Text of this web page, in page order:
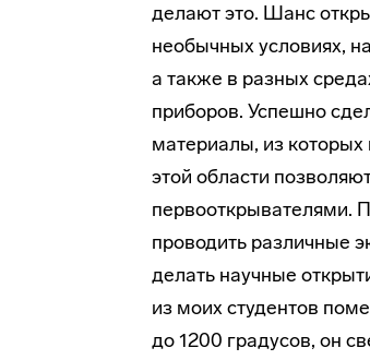
делают это. Шанс
необычных условиях,
а также в разных
приборов. Успешно
материалы, из которых
этой области
первооткрывателями.
проводить различные
делать научные
из моих студентов
до 1200 градусов, он